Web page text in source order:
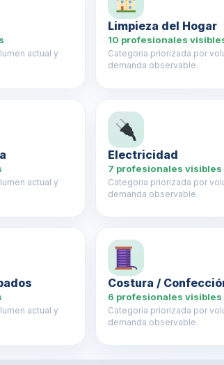
actual y
Limpieza del Hogar
10 profesionales
Categoria priorizada por
demanda observable.
actual y
Electricidad
7 profesionales visibles
Categoria priorizada por
demanda observable.
actual y
Costura /
6 profesionales visibles
Categoria priorizada por
demanda observable.